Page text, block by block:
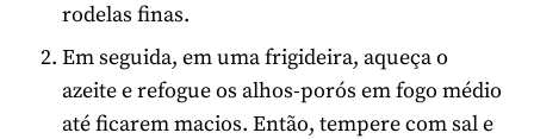
rodelas finas.
Em seguida, em uma frigideira, aqueça o
azeite e refogue os alhos-porós em fogo médio
até ficarem macios. Então, tempere com sal e